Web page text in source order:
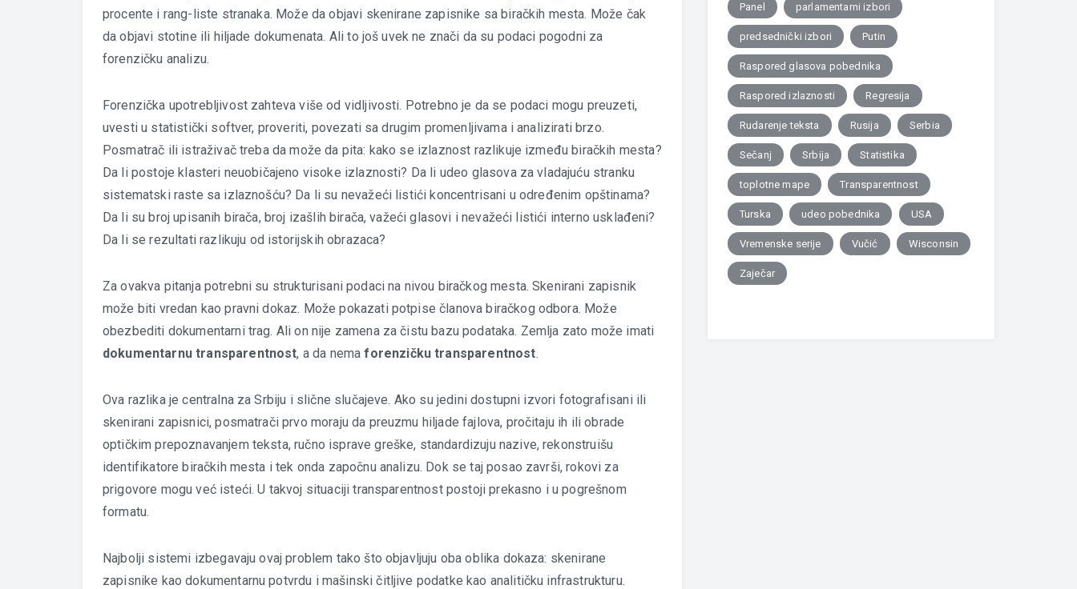
procente i rang-liste stranaka. Može da objavi skenirane zapisnike sa biračkih mesta. Može čak
da objavi stotine ili hiljade dokumenata. Ali to još uvek ne znači da su podaci pogodni za
forenzičku analizu.
Forenzička upotrebljivost zahteva više od vidljivosti. Potrebno je da se podaci mogu preuzeti,
uvesti u statistički softver, proveriti, povezati sa drugim promenljivama i analizirati brzo.
Posmatrač ili istraživač treba da može da pita: kako se izlaznost razlikuje između biračkih mesta?
Da li postoje klasteri neuobičajeno visoke izlaznosti? Da li udeo glasova za vladajuću stranku
sistematski raste sa izlaznošću? Da li su nevažeći listići koncentrisani u određenim opštinama?
Da li su broj upisanih birača, broj izašlih birača, važeći glasovi i nevažeći listići interno usklađeni?
Da li se rezultati razlikuju od istorijskih obrazaca?
Za ovakva pitanja potrebni su strukturisani podaci na nivou biračkog mesta. Skenirani zapisnik
može biti vredan kao pravni dokaz. Može pokazati potpise članova biračkog odbora. Može
obezbediti dokumentarni trag. Ali on nije zamena za čistu bazu podataka. Zemlja zato može imati
dokumentarnu transparentnost, a da nemaforenzičku transparentnost.
Ova razlika je centralna za Srbiju i slične slučajeve. Ako su jedini dostupni izvori fotografisani ili
skenirani zapisnici, posmatrači prvo moraju da preuzmu hiljade fajlova, pročitaju ih ili obrade
optičkim prepoznavanjem teksta, ručno isprave greške, standardizuju nazive, rekonstruišu
identifikatore biračkih mesta i tek onda započnu analizu. Dok se taj posao završi, rokovi za
prigovore mogu već isteći. U takvoj situaciji transparentnost postoji prekasno i u pogrešnom
formatu.
Najbolji sistemi izbegavaju ovaj problem tako što objavljuju oba oblika dokaza: skenirane
zapisnike kao dokumentarnu potvrdu i mašinski čitljive podatke kao analitičku infrastrukturu.
Panel parlamentarni izbori
predsednički izbori Putin
Raspored glasova pobednika
Raspored izlaznosti Regresija
Rudarenje teksta Rusija Serbia
Sečanj Srbija Statistika
toplotne mape Transparentnost
Turska udeo pobednika USA
Vremenske serije Vučić Wisconsin
Zaječar